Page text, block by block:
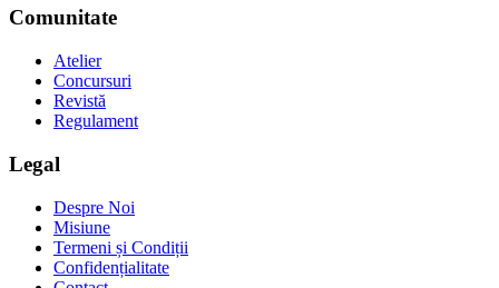
Comunitate
Atelier
Concursuri
Revistă
Regulament
Legal
Despre Noi
Misiune
Termeni și Condiții
Confidențialitate